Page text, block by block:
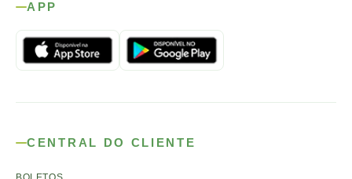
APP
CENTRAL DO CLIENTE